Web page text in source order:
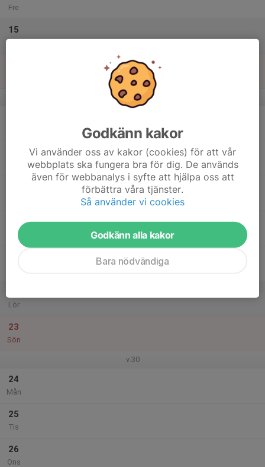
Fre
15
v.29
Tor
Lör
23
Sön
v.30
24
Mån
25
Tis
26
Ons
Godkänn kakor
Vi använder oss av kakor (cookies) för att vår
webbplats ska fungera bra för dig. De används
även för webbanalys i syfte att hjälpa oss att
förbättra våra tjänster.
Så använder vi cookies
Godkänn alla kakor
Bara nödvändiga